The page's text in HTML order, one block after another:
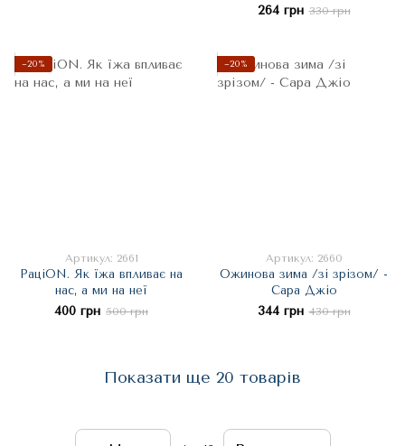
264 грн 330 грн
−20%
Артикул: 2661
РаціON. Як їжа впливає на
нас, а ми на неї
400 грн 500 грн
−20%
Артикул: 2660
Ожинова зима /зі зрізом/ -
Сара Джіо
344 грн 430 грн
Показати ще 20 товарів